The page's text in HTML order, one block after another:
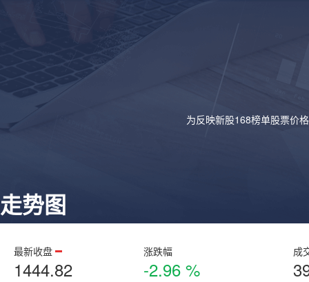
为反映新股168榜单股票价
走势图
最新收盘
1444.82
涨跌幅
-2.96 %
成